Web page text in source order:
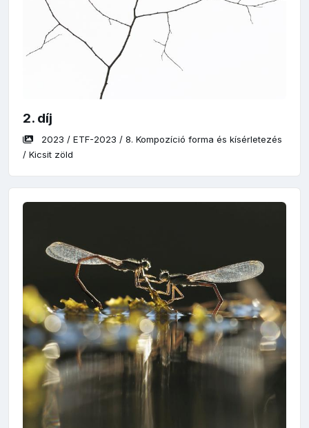
2. díj
2023 / ETF-2023 / 8. Kompozíció forma és kísérletezés
/ Kicsit zöld